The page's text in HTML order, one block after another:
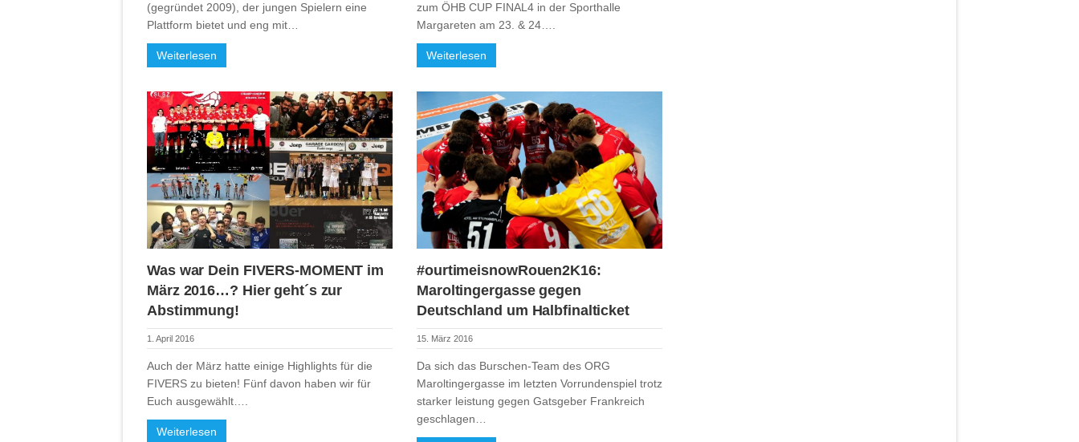
(gegründet 2009), der jungen Spielern eine
Plattform bietet und eng mit…
Weiterlesen
zum ÖHB CUP FINAL4 in der Sporthalle
Margareten am 23. & 24….
Weiterlesen
Was war Dein FIVERS-MOMENT im
März 2016…? Hier geht´s zur
Abstimmung!
1. April 2016
Auch der März hatte einige Highlights für die
FIVERS zu bieten! Fünf davon haben wir für
Euch ausgewählt….
Weiterlesen
#ourtimeisnowRouen2K16:
Maroltingergasse gegen
Deutschland um Halbfinalticket
15. März 2016
Da sich das Burschen-Team des ORG
Maroltingergasse im letzten Vorrundenspiel trotz
starker leistung gegen Gatsgeber Frankreich
geschlagen…